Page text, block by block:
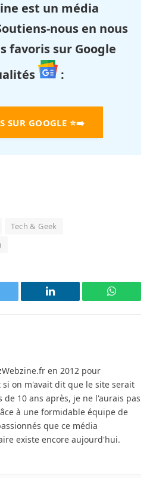
est un média
nous en nous
favoris sur Google
:
SUR GOOGLE ⭐➡️
Tech & Geek
LinkedIn
en 2012 pour
si on m'avait dit que le site serait
de 10 ans après, je ne l'aurais pas
à une formidable équipe de
que ce média
existe encore aujourd'hui.